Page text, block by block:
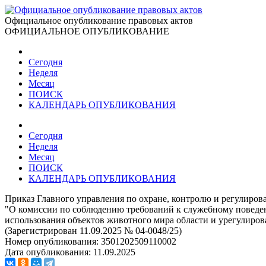
Официальное опубликование правовых актов
ОФИЦИАЛЬНОЕ ОПУБЛИКОВАНИЕ
Сегодня
Неделя
Месяц
ПОИСК
КАЛЕНДАРЬ ОПУБЛИКОВАНИЯ
Сегодня
Неделя
Месяц
ПОИСК
КАЛЕНДАРЬ ОПУБЛИКОВАНИЯ
Приказ Главного управления по охране, контролю и
"О комиссии по соблюдению требований к служебному
использования объектов животного мира области и
(Зарегистрирован 11.09.2025 № 04-0048/25)
Номер опубликования: 3501202509110002
Дата опубликования: 11.09.2025